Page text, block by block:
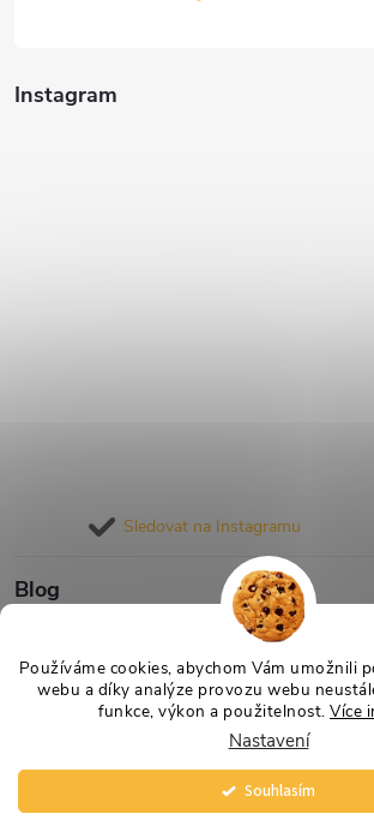
Používáme cookies, abychom Vám umožnili
webu a díky analýze provozu webu
funkce, výkon a použitelnost. Více
Nastavení
Souhlasím
Instagram
Sledovat na Instagramu
Blog
Informace pro vás
Vytvořil Shoptet
Nejlevnější Výživa. Všechna